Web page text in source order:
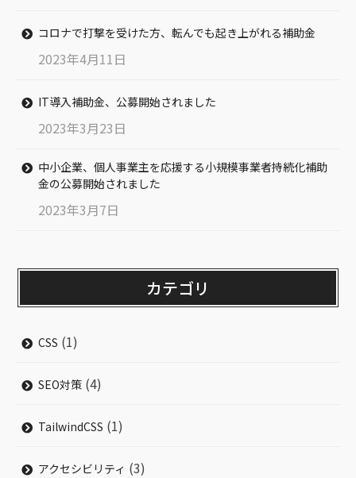
コロナで打撃を受けた方、転んでも起き上がれる補助金
2023年4月11日
IT導入補助金、公募開始されました
2023年3月23日
中小企業、個人事業主を応援する小規模事業者持続化補助
金の公募開始されました
2023年3月7日
カテゴリ
CSS (1)
SEO対策 (4)
TailwindCSS (1)
アクセシビリティ (3)